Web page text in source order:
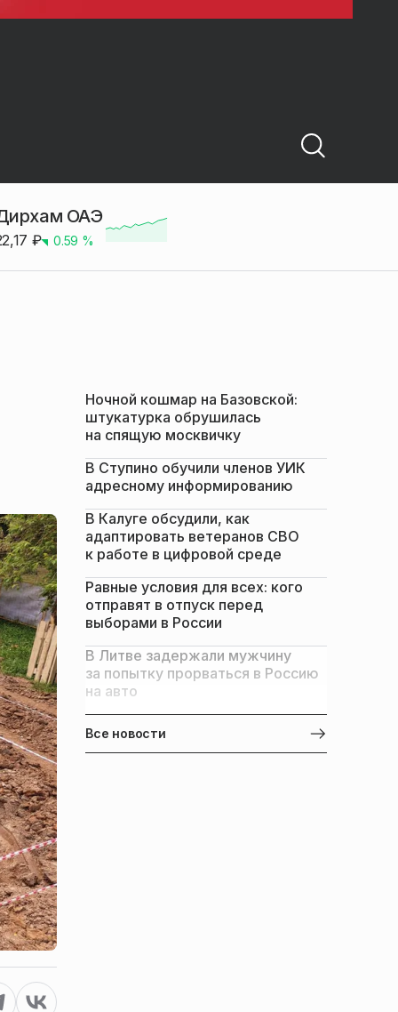
ОАЭ
₽ 0.59 %
Ночной кошмар на Базовской:
штукатурка обрушилась
на спящую москвичку
В Ступино обучили членов УИК
адресному информированию
В Калуге обсудили, как
адаптировать ветеранов СВО
к работе в цифровой среде
Равные условия для всех: кого
отправят в отпуск перед
выборами в России
В Литве задержали мужчину
за попытку прорваться в Россию
на авто
Все новости